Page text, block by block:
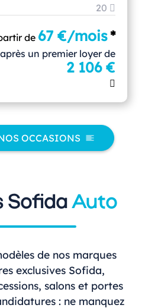
20
de 67 €/mois*
après un premier loyer de
2 106 €
OCCASIONS
SofidaAuto
de nos marques
exclusives Sofida,
salons et portes
: ne manquez